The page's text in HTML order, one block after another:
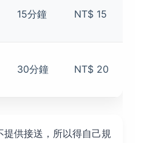
15分鐘 NT$ 15
30分鐘 NT$ 20
提供接送，所以得自己規